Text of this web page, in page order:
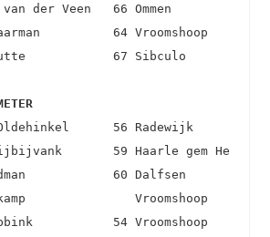
der Veen   66 Ommen
64 Vroomshoop
67 Sibculo
56 Radewijk
59 Haarle gem
60 Dalfsen
Vroomshoop
54 Vroomshoop